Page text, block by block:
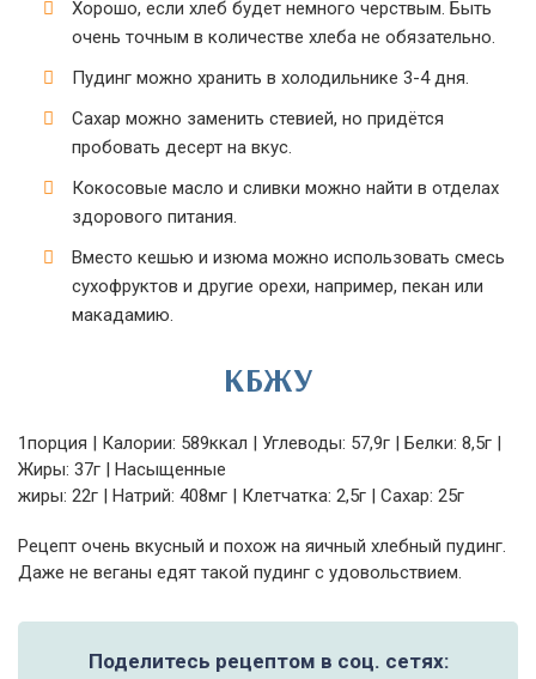
Хорошо, если хлеб будет немного черствым. Быть
очень точным в количестве хлеба не обязательно.
Пудинг можно хранить в холодильнике 3-4 дня.
Сахар можно заменить стевией, но придётся
пробовать десерт на вкус.
Кокосовые масло и сливки можно найти в отделах
здорового питания.
Вместо кешью и изюма можно использовать смесь
сухофруктов и другие орехи, например, пекан или
макадамию.
КБЖУ
1порция | Калории: 589ккал | Углеводы: 57,9г | Белки: 8,5г |
Жиры: 37г | Насыщенные
жиры: 22г | Натрий: 408мг | Клетчатка: 2,5г | Сахар: 25г
Рецепт очень вкусный и похож на яичный хлебный пудинг.
Даже не веганы едят такой пудинг с удовольствием.
Поделитесь рецептом в соц. сетях: